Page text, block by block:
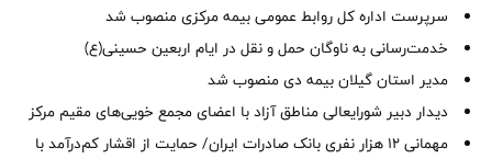
سرپرست اداره کل روابط عمومی بیمه مرکزی منصوب شد
خدمت‌رسانی به ناوگان حمل و نقل در ایام اربعین حسینی(ع)
‌مدیر استان گیلان بیمه دی منصوب شد
دیدار دبیر شورایعالی مناطق آزاد با اعضای مجمع خویی‌های مقیم مرکز
مهمانی ۱۲ هزار نفری بانک صادرات ایران/ حمایت از اقشار کم‌درآمد با